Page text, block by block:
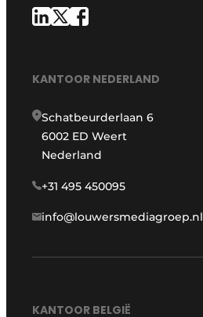
KANTOOR NEDERLAND
Schatbeurderlaan 6
6002 ED Weert
Nederland
+31 495 450095
info@louwersmediagroep.nl
KANTOOR BELGIË